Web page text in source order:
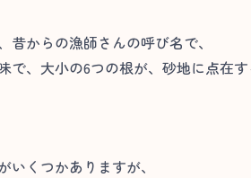
からの漁師さんの呼び名で、
、大小の6つの根が、砂地に点在す
くつかありますが、